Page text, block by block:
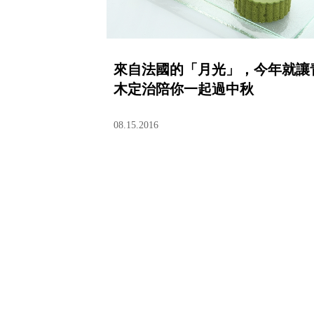
來自法國的「月光」，今年就讓
木定治陪你一起過中秋
08.15.2016